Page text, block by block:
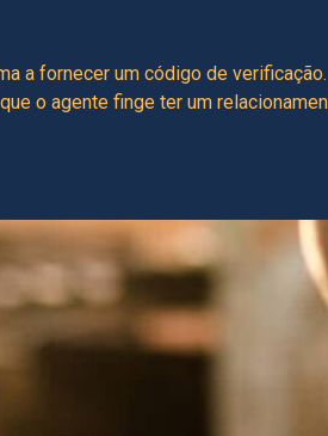
a fornecer um código de verificação.
o agente finge ter um